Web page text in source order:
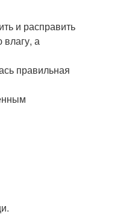
и расправить
влагу, а
правильная